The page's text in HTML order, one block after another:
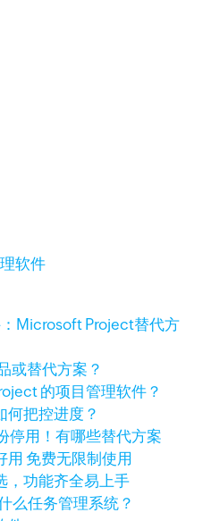
软件
Microsoft Project替代方
或替代方案？
的项目管理软件？
何把控进度？
停用！有哪些替代方案
用 免费无限制使用
，功能齐全易上手
么任务管理系统？